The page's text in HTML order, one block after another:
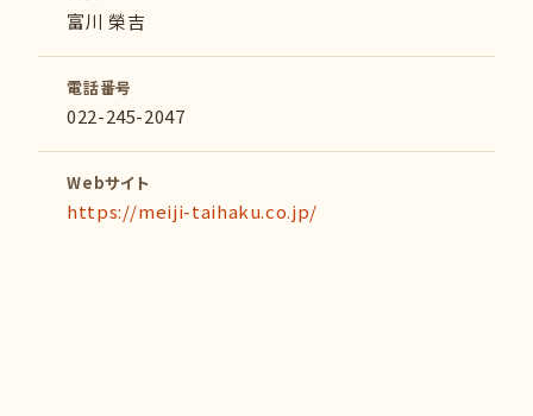
富川 榮吉
電話番号
022-245-2047
Webサイト
https://meiji-taihaku.co.jp/